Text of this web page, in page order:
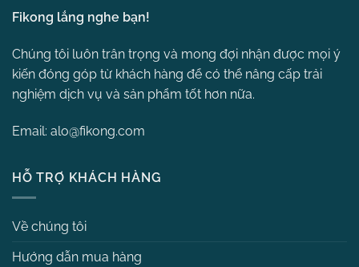
Fikong lắng nghe bạn!
Chúng tôi luôn trân trọng và mong đợi nhận được mọi ý
kiến đóng góp từ khách hàng để có thể nâng cấp trải
nghiệm dịch vụ và sản phẩm tốt hơn nữa.
Email: alo@fikong.com
HỖ TRỢ KHÁCH HÀNG
Về chúng tôi
Hướng dẫn mua hàng